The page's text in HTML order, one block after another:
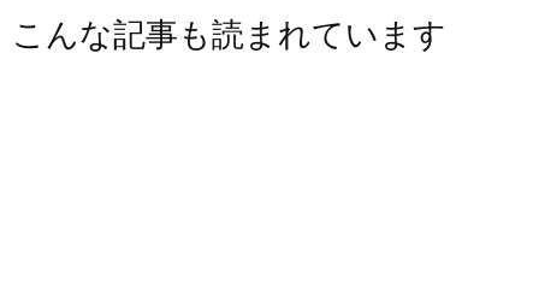
こんな記事も読まれています